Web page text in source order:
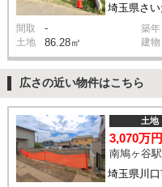
間取 - 築年
土地 86.28㎡ 建物
広さの近い物件はこちら
土地
3,070万円